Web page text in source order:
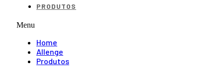
PRODUTOS
Menu
Home
Allenge
Produtos